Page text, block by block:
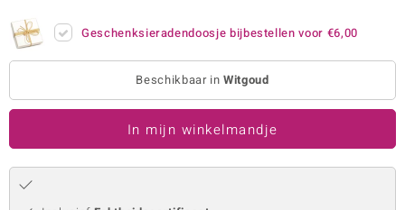
Collection
Geschenksieradendoosje bijbestellen voor €6,00
Beschikbaar inWitgoud
In mijn winkelmandje